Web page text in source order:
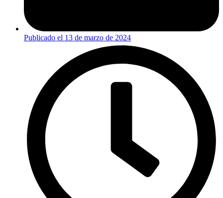
Publicado el 13 de marzo de 2024